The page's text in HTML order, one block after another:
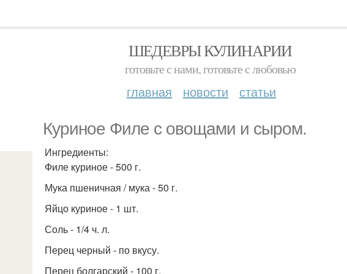
ШЕДЕВРЫ КУЛИНАРИИ
готовьте с нами, готовьте с любовью
главная новости статьи
Куриное Филе с овощами и сыром.
Ингредиенты:
Филе куриное - 500 г.
Мука пшеничная / мука - 50 г.
Яйцо куриное - 1 шт.
Соль - 1/4 ч. л.
Перец черный - по вкусу.
Перец болгарский - 100 г.